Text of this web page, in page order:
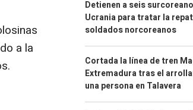
a la
Detienen a seis
Ucrania para tratar la
soldados norcoreanos
Cortada la línea de tren
Extremadura tras el
una persona en Talavera